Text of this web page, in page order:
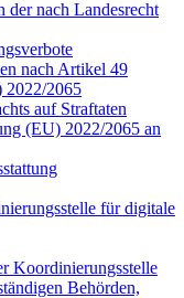
nach Landesrecht
nach Artikel 49
2022/2065
auf Straftaten
(EU) 2022/2065 an
für digitale
Koordinierungsstelle
Behörden,